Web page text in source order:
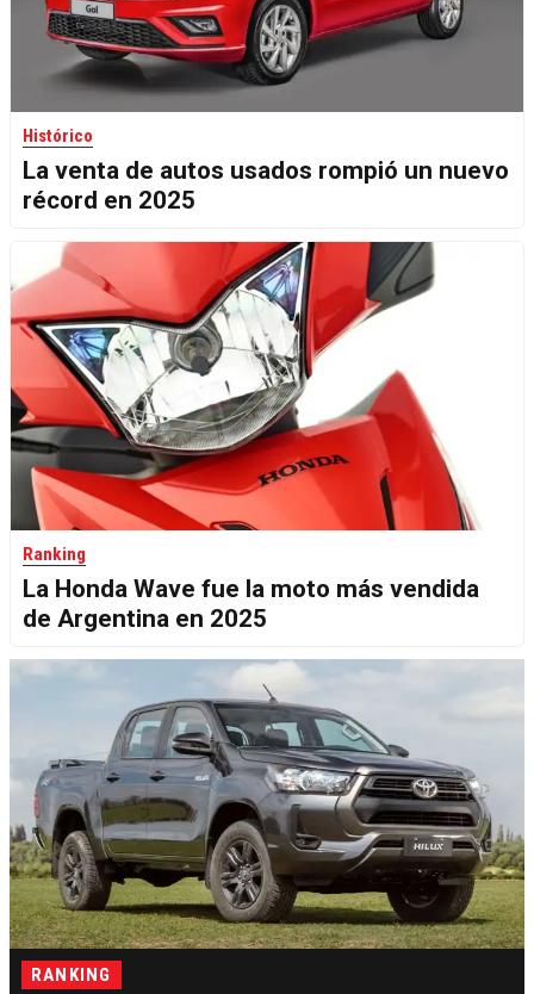
Histórico
La venta de autos usados rompió un nuevo
récord en 2025
Ranking
La Honda Wave fue la moto más vendida
de Argentina en 2025
RANKING